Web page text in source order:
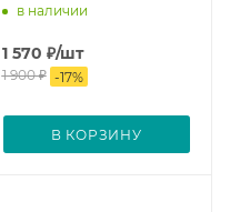
в наличии
1 570 ₽/шт
1 900₽ -17%
В КОРЗИНУ